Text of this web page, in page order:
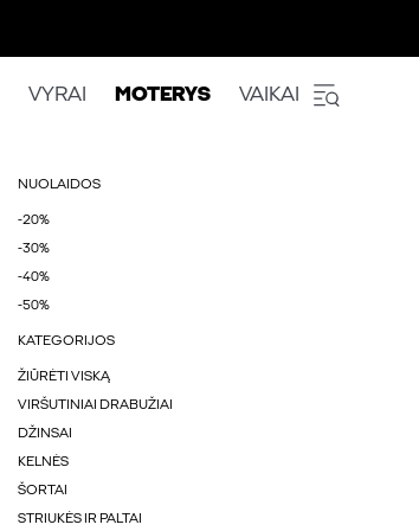
VYRAI MOTERYS VAIKAI
NUOLAIDOS
-20%
-30%
-40%
-50%
KATEGORIJOS
ŽIŪRĖTI VISKĄ
VIRŠUTINIAI DRABUŽIAI
DŽINSAI
KELNĖS
ŠORTAI
STRIUKĖS IR PALTAI